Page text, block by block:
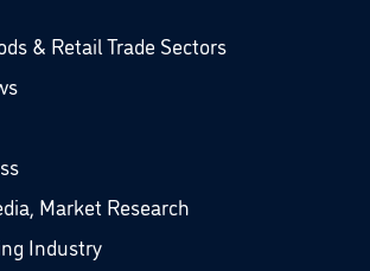
& Retail Trade Sectors
Market Research
Industry